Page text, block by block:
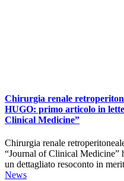
Chirurgia renale
HUGO: primo articolo in
Clinical Medicine”
Chirurgia renale
“Journal of Clinical Medicine”
un dettagliato resoconto in
News